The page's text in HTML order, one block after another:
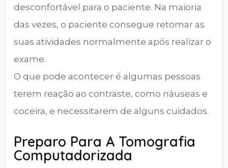
desconfortável para o paciente. Na maioria
das vezes, o paciente consegue retomar as
suas atividades normalmente após realizar o
exame.
O que pode acontecer é algumas pessoas
terem reação ao contraste, como náuseas e
coceira, e necessitarem de alguns cuidados.
Preparo Para A Tomografia
Computadorizada